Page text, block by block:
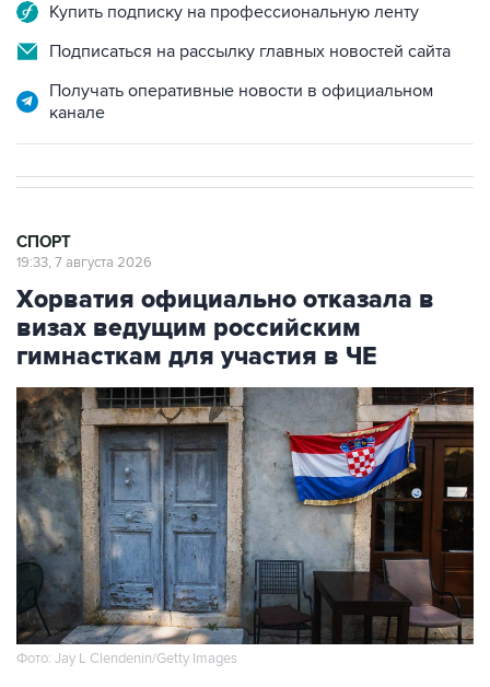
Купить подписку на профессиональную ленту
Подписаться на рассылку главных новостей сайта
Получать оперативные новости в официальном
канале
СПОРТ
19:33, 7 августа 2026
Хорватия официально отказала в
визах ведущим российским
гимнасткам для участия в ЧЕ
Фото: Jay L Clendenin/Getty Images